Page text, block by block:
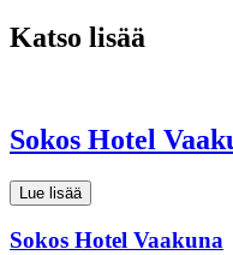
Katso lisää
Sokos Hotel
Lue lisää
Sokos Hotel Vaakuna